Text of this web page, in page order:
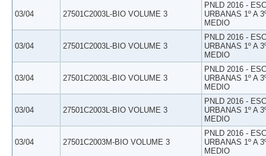
03/04 27501C2003L-BIO VOLUME 3
PNLD 2016 -
URBANAS 1º A
MEDIO
03/04 27501C2003L-BIO VOLUME 3
PNLD 2016 -
URBANAS 1º A
MEDIO
03/04 27501C2003L-BIO VOLUME 3
PNLD 2016 -
URBANAS 1º A
MEDIO
03/04 27501C2003L-BIO VOLUME 3
PNLD 2016 -
URBANAS 1º A
MEDIO
03/04 27501C2003M-BIO VOLUME 3
PNLD 2016 -
URBANAS 1º A
MEDIO